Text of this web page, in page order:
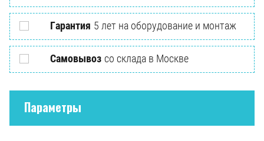
Гарантия 5 лет на оборудование и монтаж
Самовывоз со склада в Москве
Параметры